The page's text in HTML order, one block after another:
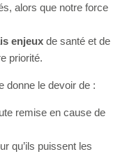
alors que notre force
enjeux de santé et de
priorité.
donne le devoir de :
remise en cause de
qu’ils puissent les